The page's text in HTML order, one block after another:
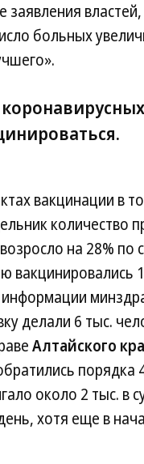
больных
вакцинации в
количество
на 28% по
вакцинировались
делали 6 тыс.
Алтайского
порядка
около 2 тыс. в
хотя еще в